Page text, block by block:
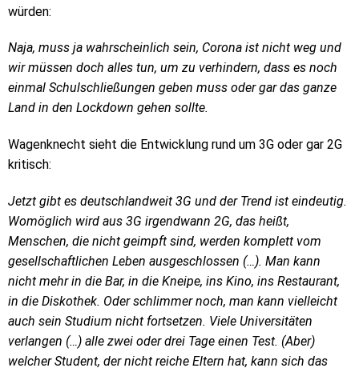
würden:
Naja, muss ja wahrscheinlich sein, Corona ist nicht weg und
wir müssen doch alles tun, um zu verhindern, dass es noch
einmal Schulschließungen geben muss oder gar das ganze
Land in den Lockdown gehen sollte.
Wagenknecht sieht die Entwicklung rund um 3G oder gar 2G
kritisch:
Jetzt gibt es deutschlandweit 3G und der Trend ist eindeutig.
Womöglich wird aus 3G irgendwann 2G, das heißt,
Menschen, die nicht geimpft sind, werden komplett vom
gesellschaftlichen Leben ausgeschlossen (…). Man kann
nicht mehr in die Bar, in die Kneipe, ins Kino, ins Restaurant,
in die Diskothek. Oder schlimmer noch, man kann vielleicht
auch sein Studium nicht fortsetzen. Viele Universitäten
verlangen (…) alle zwei oder drei Tage einen Test. (Aber)
welcher Student, der nicht reiche Eltern hat, kann sich das